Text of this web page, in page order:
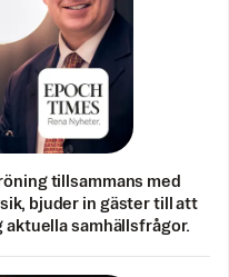
tillsammans med
bjuder in gäster till att
samhällsfrågor.